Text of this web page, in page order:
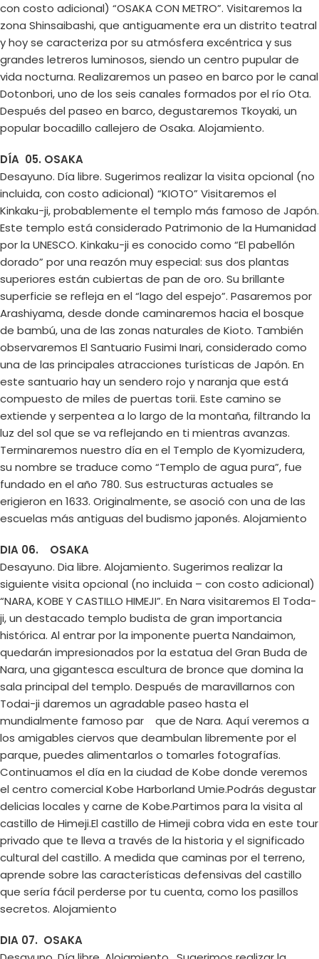
con costo adicional) “OSAKA CON METRO”. Visitaremos la
zona Shinsaibashi, que antiguamente era un distrito teatral
y hoy se caracteriza por su atmósfera excéntrica y sus
grandes letreros luminosos, siendo un centro pupular de
vida nocturna. Realizaremos un paseo en barco por le canal
Dotonbori, uno de los seis canales formados por el río Ota.
Después del paseo en barco, degustaremos Tkoyaki, un
popular bocadillo callejero de Osaka. Alojamiento.
DÍA 05. OSAKA
Desayuno. Día libre. Sugerimos realizar la visita opcional (no
incluida, con costo adicional) “KIOTO” Visitaremos el
Kinkaku-ji, probablemente el templo más famoso de Japón.
Este templo está considerado Patrimonio de la Humanidad
por la UNESCO. Kinkaku-ji es conocido como “El pabellón
dorado” por una reazón muy especial: sus dos plantas
superiores están cubiertas de pan de oro. Su brillante
superficie se refleja en el “lago del espejo”. Pasaremos por
Arashiyama, desde donde caminaremos hacia el bosque
de bambú, una de las zonas naturales de Kioto. También
observaremos El Santuario Fusimi Inari, considerado como
una de las principales atracciones turísticas de Japón. En
este santuario hay un sendero rojo y naranja que está
compuesto de miles de puertas torii. Este camino se
extiende y serpentea a lo largo de la montaña, filtrando la
luz del sol que se va reflejando en ti mientras avanzas.
Terminaremos nuestro día en el Templo de Kyomizudera,
su nombre se traduce como “Templo de agua pura”, fue
fundado en el año 780. Sus estructuras actuales se
erigieron en 1633. Originalmente, se asoció con una de las
escuelas más antiguas del budismo japonés. Alojamiento
DIA 06. OSAKA
Desayuno. Dia libre. Alojamiento. Sugerimos realizar la
siguiente visita opcional (no incluida – con costo adicional)
“NARA, KOBE Y CASTILLO HIMEJI”. En Nara visitaremos El Toda-
ji, un destacado templo budista de gran importancia
histórica. Al entrar por la imponente puerta Nandaimon,
quedarán impresionados por la estatua del Gran Buda de
Nara, una gigantesca escultura de bronce que domina la
sala principal del templo. Después de maravillarnos con
Todai-ji daremos un agradable paseo hasta el
mundialmente famoso par que de Nara. Aquí veremos a
los amigables ciervos que deambulan libremente por el
parque, puedes alimentarlos o tomarles fotografías.
Continuamos el día en la ciudad de Kobe donde veremos
el centro comercial Kobe Harborland Umie.Podrás degustar
delicias locales y carne de Kobe.Partimos para la visita al
castillo de Himeji.El castillo de Himeji cobra vida en este tour
privado que te lleva a través de la historia y el significado
cultural del castillo. A medida que caminas por el terreno,
aprende sobre las características defensivas del castillo
que sería fácil perderse por tu cuenta, como los pasillos
secretos. Alojamiento
DIA 07. OSAKA